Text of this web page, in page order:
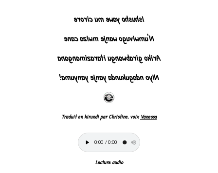
Ishusho yawe mu cirore
N'umwivugo wanje mwiza cane
Ariko girabwangu itarazimangana
Niyo ndagukunda yanje yanyuma!
Traduit en kirundi par Christine, voixVanessa
Lecture audio